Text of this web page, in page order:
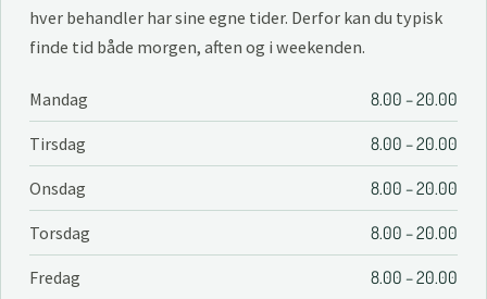
hver behandler har sine egne tider. Derfor kan du typisk
finde tid både morgen, aften og i weekenden.
Mandag 8.00 – 20.00
Tirsdag 8.00 – 20.00
Onsdag 8.00 – 20.00
Torsdag 8.00 – 20.00
Fredag 8.00 – 20.00